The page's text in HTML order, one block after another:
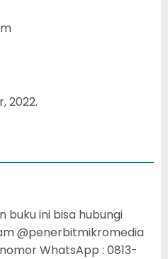
2022.
buku ini bisa hubungi
@penerbitmikromedia
WhatsApp : 0813-